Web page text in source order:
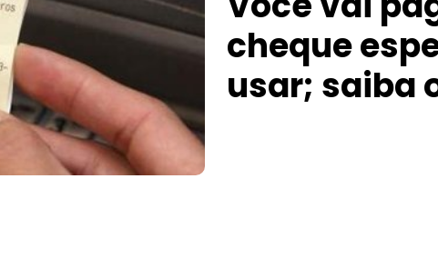
cheque
usar; saiba